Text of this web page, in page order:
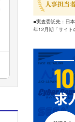
■実査委託先：日
年12月期「サイト